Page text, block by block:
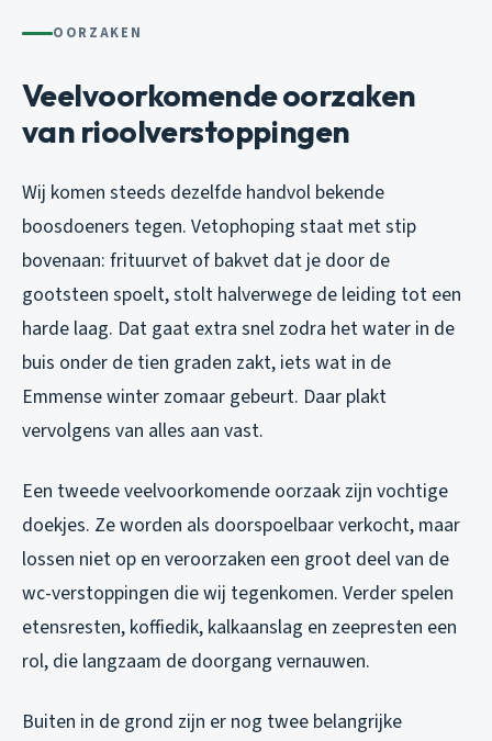
OORZAKEN
Veelvoorkomende oorzaken
van rioolverstoppingen
Wij komen steeds dezelfde handvol bekende
boosdoeners tegen. Vetophoping staat met stip
bovenaan: frituurvet of bakvet dat je door de
gootsteen spoelt, stolt halverwege de leiding tot een
harde laag. Dat gaat extra snel zodra het water in de
buis onder de tien graden zakt, iets wat in de
Emmense winter zomaar gebeurt. Daar plakt
vervolgens van alles aan vast.
Een tweede veelvoorkomende oorzaak zijn vochtige
doekjes. Ze worden als doorspoelbaar verkocht, maar
lossen niet op en veroorzaken een groot deel van de
wc-verstoppingen die wij tegenkomen. Verder spelen
etensresten, koffiedik, kalkaanslag en zeepresten een
rol, die langzaam de doorgang vernauwen.
Buiten in de grond zijn er nog twee belangrijke